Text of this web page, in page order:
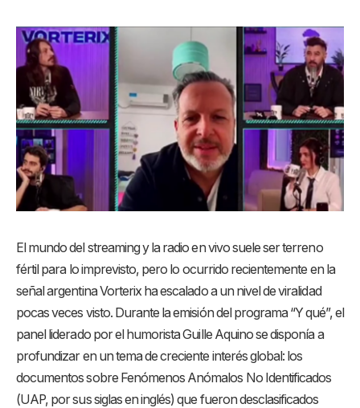
El mundo del streaming y la radio en vivo suele ser terreno
fértil para lo imprevisto, pero lo ocurrido recientemente en la
señal argentina Vorterix ha escalado a un nivel de viralidad
pocas veces visto. Durante la emisión del programa “Y qué”, el
panel liderado por el humorista Guille Aquino se disponía a
profundizar en un tema de creciente interés global: los
documentos sobre Fenómenos Anómalos No Identificados
(UAP, por sus siglas en inglés) que fueron desclasificados